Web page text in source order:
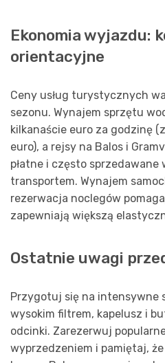
Ekonomia wyjazdu:
orientacyjne
Ceny usług turystycznych
sezonu. Wynajem sprzętu
kilkanaście euro za godzinę
euro), a rejsy na Balos i
płatne i często sprzedawane
transportem. Wynajem
rezerwacja noclegów
zapewniają większą
Ostatnie uwagi
Przygotuj się na intensywne
wysokim filtrem, kapelusz i
odcinki. Zarezerwuj
wyprzedzeniem i pamiętaj,